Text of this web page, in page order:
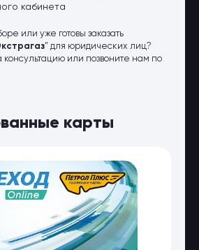
кабинета
или уже готовы заказать
" для юридических лиц?
консультацию или позвоните нам по
карты